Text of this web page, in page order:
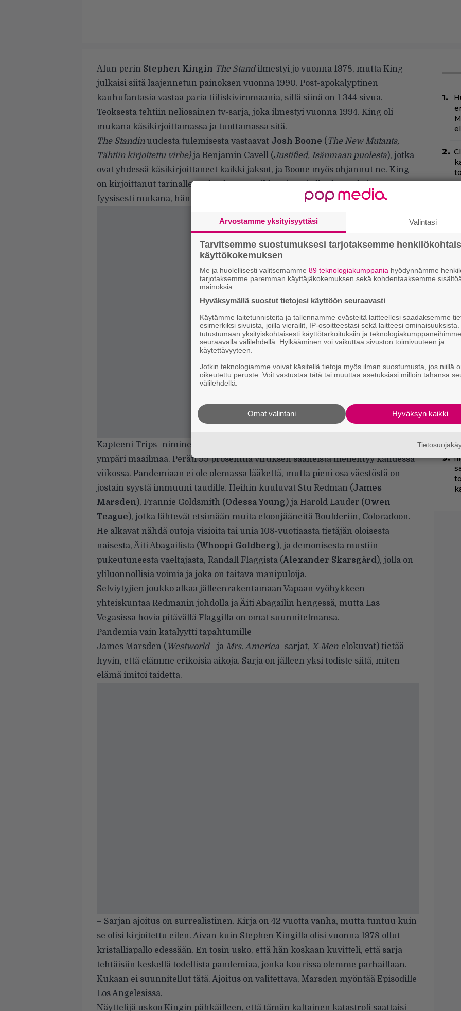
Alun perin Stephen Kingin The Standilmestyi jo vuonna 1978, mutta King
julkaisi siitä laajennetun painoksen vuonna 1990. Post-apokalyptinen
kauhufantasia vastaa paria tiiliskiviromaania, sillä siinä on 1 344 sivua.
Teoksesta tehtiin neliosainen tv-sarja, joka ilmestyi vuonna 1994. King oli
mukana käsikirjoittamassa ja tuottamassa sitä.
The Standinuudesta tulemisesta vastaavat Josh Boone ( The New Mutants,
Tähtiin kirjoitettu virhe)ja Benjamin Cavell (Justified, Isänmaan puolesta), jotka
ovat yhdessä käsikirjoittaneet kaikki jaksot, ja Boone myös ohjannut ne. King
on kirjoittanut tarinalle uuden lopun. Vaikka King ei ollut kuvauksissa
fyysisesti mukana, hän puhui Boonen ja Cavellin kanssa päivittäin.
Kapteeni Trips -niminen superinfluenssa niittää uhreja Yhdysvalloissa ja
ympäri maailmaa. Peräti 99 prosenttia viruksen saaneista menehtyy kahdessa
viikossa. Pandemiaan ei ole olemassa lääkettä, mutta pieni osa väestöstä on
jostain syystä immuuni taudille. Heihin kuuluvat Stu Redman (James
Marsden), Frannie Goldsmith (Odessa Young) ja Harold Lauder (Owen
Teague), jotka lähtevät etsimään muita eloonjääneitä Boulderiin, Coloradoon.
He alkavat nähdä outoja visioita tai unia 108-vuotiaasta tietäjän oloisesta
naisesta, Äiti Abagailista (Whoopi Goldberg), ja demonisesta mustiin
pukeutuneesta vaeltajasta, Randall Flaggista (Alexander Skarsgård), jolla on
yliluonnollisia voimia ja joka on taitava manipuloija.
Selviytyjien joukko alkaa jälleenrakentamaan Vapaan vyöhykkeen
yhteiskuntaa Redmanin johdolla ja Äiti Abagailin hengessä, mutta Las
Vegasissa hovia pitävällä Flaggilla on omat suunnitelmansa.
Pandemia vain katalyytti tapahtumille
James Marsden ( Westworld– ja Mrs. America -sarjat, X-Men-elokuvat) tietää
hyvin, että elämme erikoisia aikoja. Sarja on jälleen yksi todiste siitä, miten
elämä imitoi taidetta.
– Sarjan ajoitus on surrealistinen. Kirja on 42 vuotta vanha, mutta tuntuu kuin
se olisi kirjoitettu eilen. Aivan kuin Stephen Kingilla olisi vuonna 1978 ollut
kristalliapallo edessään. En tosin usko, että hän koskaan kuvitteli, että sarja
tehtäisiin keskellä todellista pandemiaa, jonka kourissa olemme parhaillaan.
Kukaan ei suunnitellut tätä. Ajoitus on valitettava, Marsden myöntää Episodille
Los Angelesissa.
Näyttelijä uskoo Kingin pähkäilleen, että tämän kaltainen katastrofi saattaisi
–
Arvostamme yksityisyyttäsi Valintasi
Tarvitsemme suostumuksesi tarjotaksemme
käyttökokemuksen
Me ja huolellisesti valitsemamme 89 teknologiakumppania hyödynnämme
tarjotaksemme paremman käyttäjäkokemuksen sekä kohdentaaksemme
mainoksia.
Hyväksymällä suostut tietojesi käyttöön seuraavasti
Käytämme laitetunnisteita ja tallennamme evästeitä laitteellesi saadaksemme
esimerkiksi sivuista, joilla vierailit, IP-osoitteestasi sekä laitteesi
tutustumaan yksityiskohtaisesti käyttötarkoituksiin ja teknologiakumppaneihimme
seuraavalla välilehdellä. Hylkääminen voi vaikuttaa sivuston toimivuuteen ja
käytettävyyteen.
Jotkin teknologiamme voivat käsitellä tietoja myös ilman suostumusta, jos niillä
oikeutettu peruste. Voit vastustaa tätä tai muuttaa asetuksiasi milloin tahansa
välilehdellä.
Hyväksyn kaikki
Omat valintani